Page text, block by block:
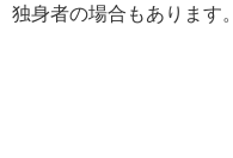
独身者の場合もあります。